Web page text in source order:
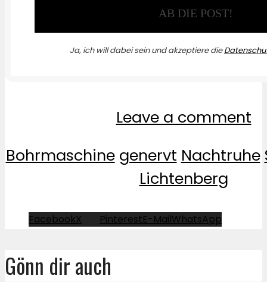
Ja, ich will dabei sein und akzeptiere die
Leave a comment
Bohrmaschine genervt Nachtruhe
Lichtenberg
FacebookX PinterestE-MailWhatsApp
Gönn dir auch